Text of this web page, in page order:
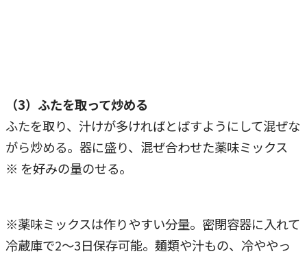
（3）ふたを取って炒める
ふたを取り、汁けが多ければとばすようにして混ぜな
がら炒める。器に盛り、混ぜ合わせた薬味ミックス
※ を好みの量のせる。
※薬味ミックスは作りやすい分量。密閉容器に入れて
冷蔵庫で2～3日保存可能。麺類や汁もの、冷ややっ